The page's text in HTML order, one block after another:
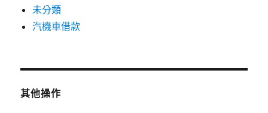
未分類
汽機車借款
其他操作